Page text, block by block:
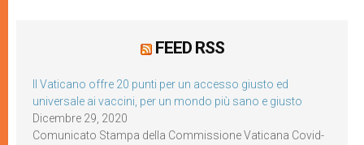
FEED RSS
Il Vaticano offre 20 punti per un accesso giusto ed
universale ai vaccini, per un mondo più sano e giusto
Dicembre 29, 2020
Comunicato Stampa della Commissione Vaticana Covid-